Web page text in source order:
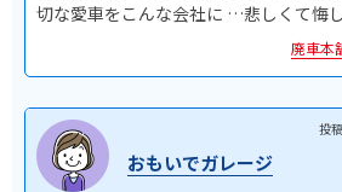
切な愛車をこんな会社に …悲しくて悔し
廃車本
投
おもいでガレージ